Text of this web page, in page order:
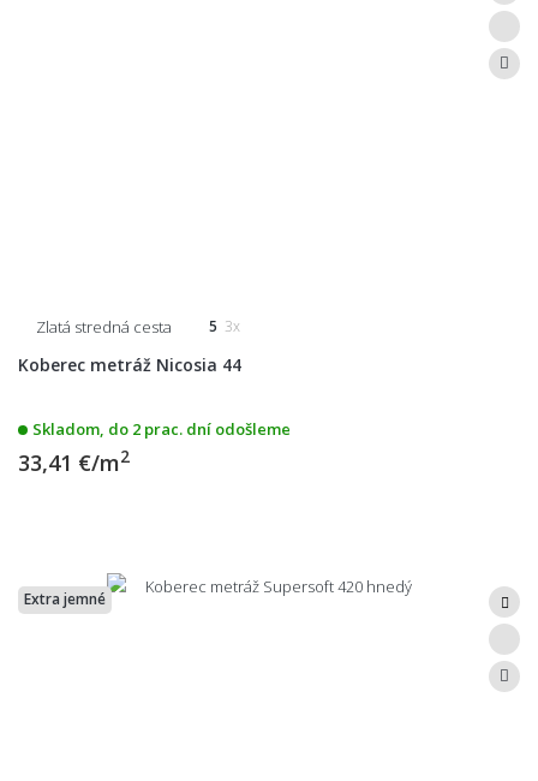
Zlatá stredná cesta 5 3x
Koberec metráž Nicosia 44
Skladom, do 2 prac. dní odošleme
33,41 €/m2
Extra jemné